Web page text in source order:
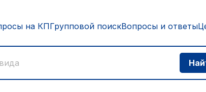
на КПГрупповой поискВопросы и ответы